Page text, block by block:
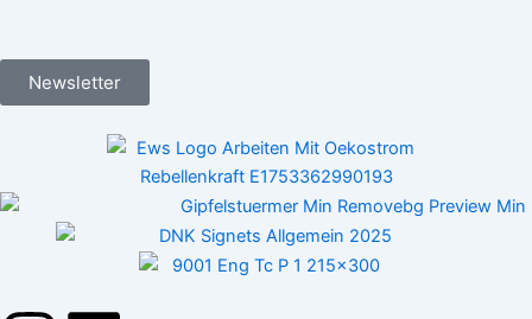
Newsletter